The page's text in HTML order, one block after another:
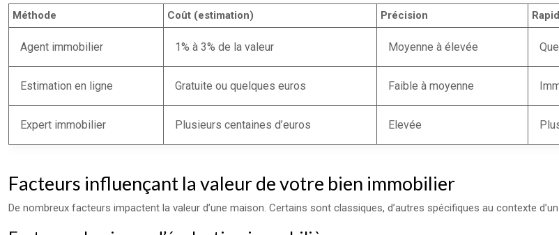
Méthode Coût (estimation) Précision
Agent immobilier 1% à 3% de la valeur Moyenne à élevée
Estimation en ligne Gratuite ou quelques euros Faible à moyenne
Expert immobilier Plusieurs centaines d’euros Elevée
Facteurs influençant la valeur de votre bien immobilier
De nombreux facteurs impactent la valeur d’une maison. Certains sont classiques, d’autres spécifiques au contexte